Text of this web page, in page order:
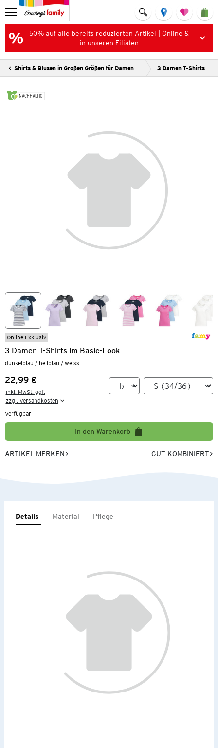
50% auf alle bereits reduzierten Artikel | Online &
in unseren Filialen
Shirts & Blusen in Großen Größen für Damen 3 Damen T-Shirts
NACHHALTIG
Online Exklusiv
3 Damen T-Shirts im Basic-Look
dunkelblau / hellblau / weiss
Preis:
22,99 €
inkl. MwSt. ggf.
zzgl. Versandkosten
Verfügbar
In den Warenkorb
ARTIKEL MERKEN GUT KOMBINIERT
Details Material Pflege